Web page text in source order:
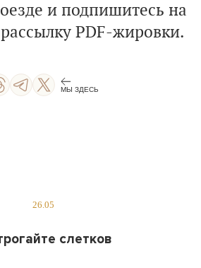
и подпишитесь на
PDF-жировки.
МЫ ЗДЕСЬ
26.05
слетков